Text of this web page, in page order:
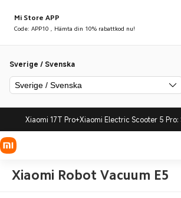
Mi Store APP
Code: APP10 , Hämta din 10% rabattkod nu!
Sverige / Svenska
Sverige / Svenska
Xiaomi 17T Pro+Xiaomi Electric Scooter 5
Xiaomi Robot Vacuum E5